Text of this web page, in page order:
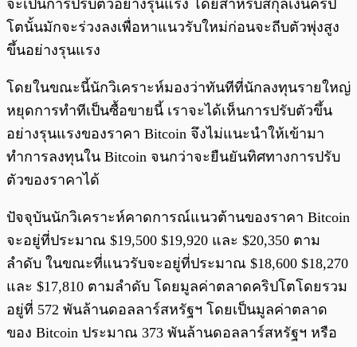
จะเป็นการปรับตัวอย่างรุนแรง โดยสำหรับสกุลเงินคริป
โตนั้นมักจะร่วงลงเพื่อหาแนวรับใหม่ก่อนจะถีบตัวพุ่งสูง
ขึ้นอย่างรุนแรง
โดยในขณะนี้นักวิเคราะห์มองว่าทันทีที่นักลงทุนรายใหญ่
หยุดการทำทีเป็นซื้อขายนี้ เราจะได้เห็นการปรับตัวขึ้น
อย่างรุนแรงของราคา Bitcoin จึงไม่แนะนำให้เข้ามา
ทำการลงทุนใน Bitcoin จนกว่าจะยืนยันทิศทางการปรับ
ตัวของราคาได้
ปัจจุบันนักวิเคราะห์คาดการณ์แนวต้านของราคา Bitcoin
จะอยู่ที่ประมาณ $19,500 $19,920 และ $20,350 ตาม
ลำดับ ในขณะที่แนวรับจะอยู่ที่ประมาณ $18,600 $18,270
และ $17,810 ตามลำดับ โดยมูลค่าตลาดคริปโตโดยรวม
อยู่ที่ 572 พันล้านดอลลาร์สหรัฐฯ โดยเป็นมูลค่าตลาด
ของ Bitcoin ประมาณ 373 พันล้านดอลลาร์สหรัฐฯ หรือ